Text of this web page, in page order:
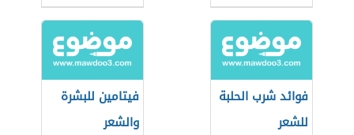
فوائد شرب الحلبة
للشعر
فيتامين للبشرة
والشعر